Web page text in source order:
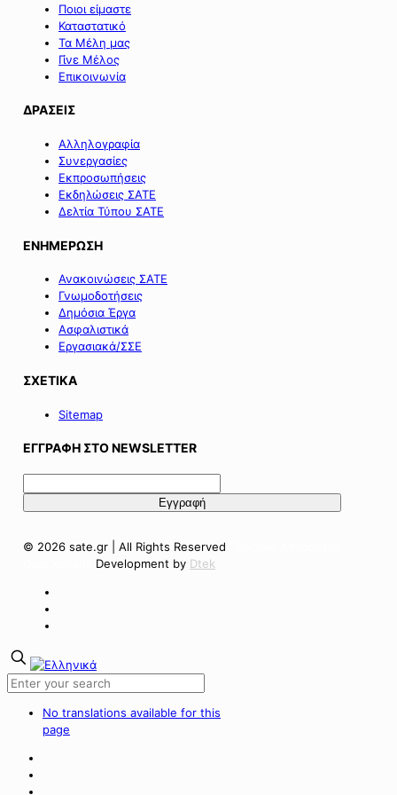
Ποιοι είμαστε
Καταστατικό
Τα Μέλη μας
Γίνε Μέλος
Επικοινωνία
ΔΡΑΣΕΙΣ
Αλληλογραφία
Συνεργασίες
Εκπροσωπήσεις
Εκδηλώσεις ΣΑΤΕ
Δελτία Τύπου ΣΑΤΕ
ΕΝΗΜΕΡΩΣΗ
Ανακοινώσεις ΣΑΤΕ
Γνωμοδοτήσεις
Δημόσια Έργα
Ασφαλιστικά
Εργασιακά/ΣΣΕ
ΣΧΕΤΙΚΑ
Sitemap
ΕΓΓΡΑΦΗ ΣΤΟ NEWSLETTER
© 2026 sate.gr | All Rights Reserved
Development by Dtek
No translations available for this
page